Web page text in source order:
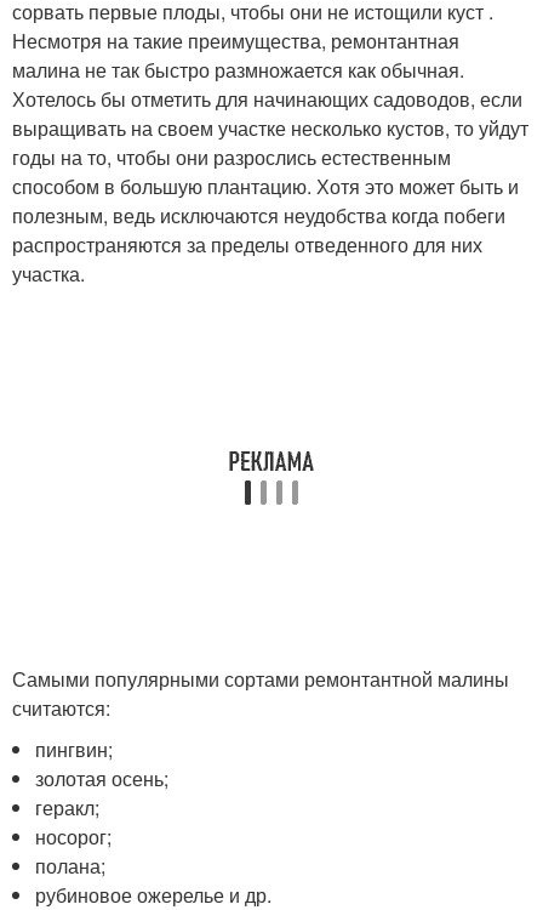
сорвать первые плоды, чтобы они не истощили куст .
Несмотря на такие преимущества, ремонтантная
малина не так быстро размножается как обычная.
Хотелось бы отметить для начинающих садоводов, если
выращивать на своем участке несколько кустов, то уйдут
годы на то, чтобы они разрослись естественным
способом в большую плантацию. Хотя это может быть и
полезным, ведь исключаются неудобства когда побеги
распространяются за пределы отведенного для них
участка.
Самыми популярными сортами ремонтантной малины
считаются:
пингвин;
золотая осень;
геракл;
носорог;
полана;
рубиновое ожерелье и др.